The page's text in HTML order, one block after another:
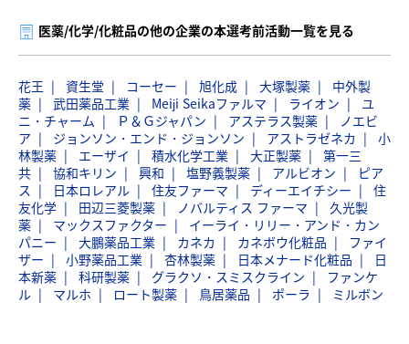
医薬/化学/化粧品の他の企業の本選考前活動一覧を見る
花王 資生堂 コーセー 旭化成 大塚製薬
中外製
薬
武田薬品工業 Meiji Seikaファルマ ライオン
ユ
ニ・チャーム
Ｐ＆Ｇジャパン アステラス製薬
ノエビ
ア
ジョンソン・エンド・ジョンソン アストラゼネカ
小
林製薬
エーザイ 積水化学工業 大正製薬
第一三
共
協和キリン 興和 塩野義製薬 アルビオン
ピア
ス
日本ロレアル 住友ファーマ ディーエイチシー
住
友化学
田辺三菱製薬 ノバルティス ファーマ
久光製
薬
マックスファクター
イーライ・リリー・アンド・カン
パニー
大鵬薬品工業 カネカ カネボウ化粧品
ファイ
ザー
小野薬品工業 杏林製薬 日本メナード化粧品
日
本新薬
科研製薬 グラクソ・スミスクライン
ファンケ
ル
マルホ ロート製薬 鳥居薬品 ポーラ ミルボン